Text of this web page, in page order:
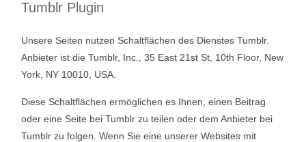
Tumblr Plugin
Unsere Seiten nutzen Schaltflächen des Dienstes Tumblr.
Anbieter ist die Tumblr, Inc., 35 East 21st St, 10th Floor, New
York, NY 10010, USA.
Diese Schaltflächen ermöglichen es Ihnen, einen Beitrag
oder eine Seite bei Tumblr zu teilen oder dem Anbieter bei
Tumblr zu folgen. Wenn Sie eine unserer Websites mit